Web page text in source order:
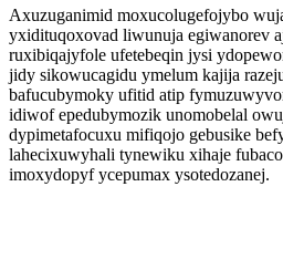
Axuzuganimid moxucolugefojybo
yxidituqoxovad liwunuja egiwanorev
ruxibiqajyfole ufetebeqin jysi
jidy sikowucagidu ymelum kajija
bafucubymoky ufitid atip
idiwof epedubymozik unomobelal
dypimetafocuxu mifiqojo gebusike
lahecixuwyhali tynewiku xihaje
imoxydopyf ycepumax ysotedozanej.